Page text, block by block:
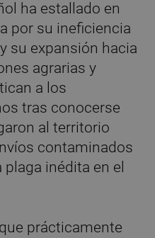
ha estallado en
por su ineficiencia
su expansión hacia
agrarias y
a los
tras conocerse
al territorio
contaminados
inédita en el
prácticamente